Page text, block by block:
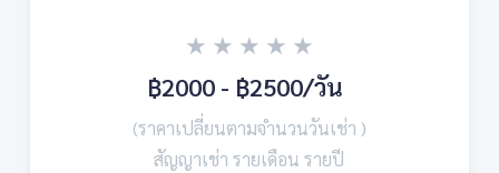
฿2000 - ฿2500/วัน
(ราคาเปลี่ยนตามจำนวนวันเช่า )
สัญญาเช่า รายเดือน รายปี
★ ★ ★ ★ ★